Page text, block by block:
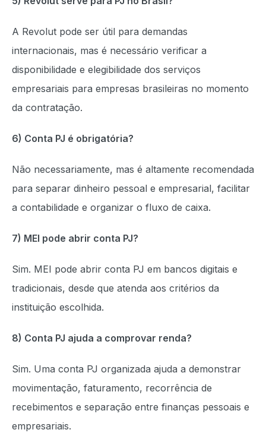
A Revolut pode ser útil para demandas
internacionais, mas é necessário verificar a
disponibilidade e elegibilidade dos serviços
empresariais para empresas brasileiras no momento
da contratação.
6) Conta PJ é obrigatória?
Não necessariamente, mas é altamente recomendada
para separar dinheiro pessoal e empresarial, facilitar
a contabilidade e organizar o fluxo de caixa.
7) MEI pode abrir conta PJ?
Sim. MEI pode abrir conta PJ em bancos digitais e
tradicionais, desde que atenda aos critérios da
instituição escolhida.
8) Conta PJ ajuda a comprovar renda?
Sim. Uma conta PJ organizada ajuda a demonstrar
movimentação, faturamento, recorrência de
recebimentos e separação entre finanças pessoais e
empresariais.